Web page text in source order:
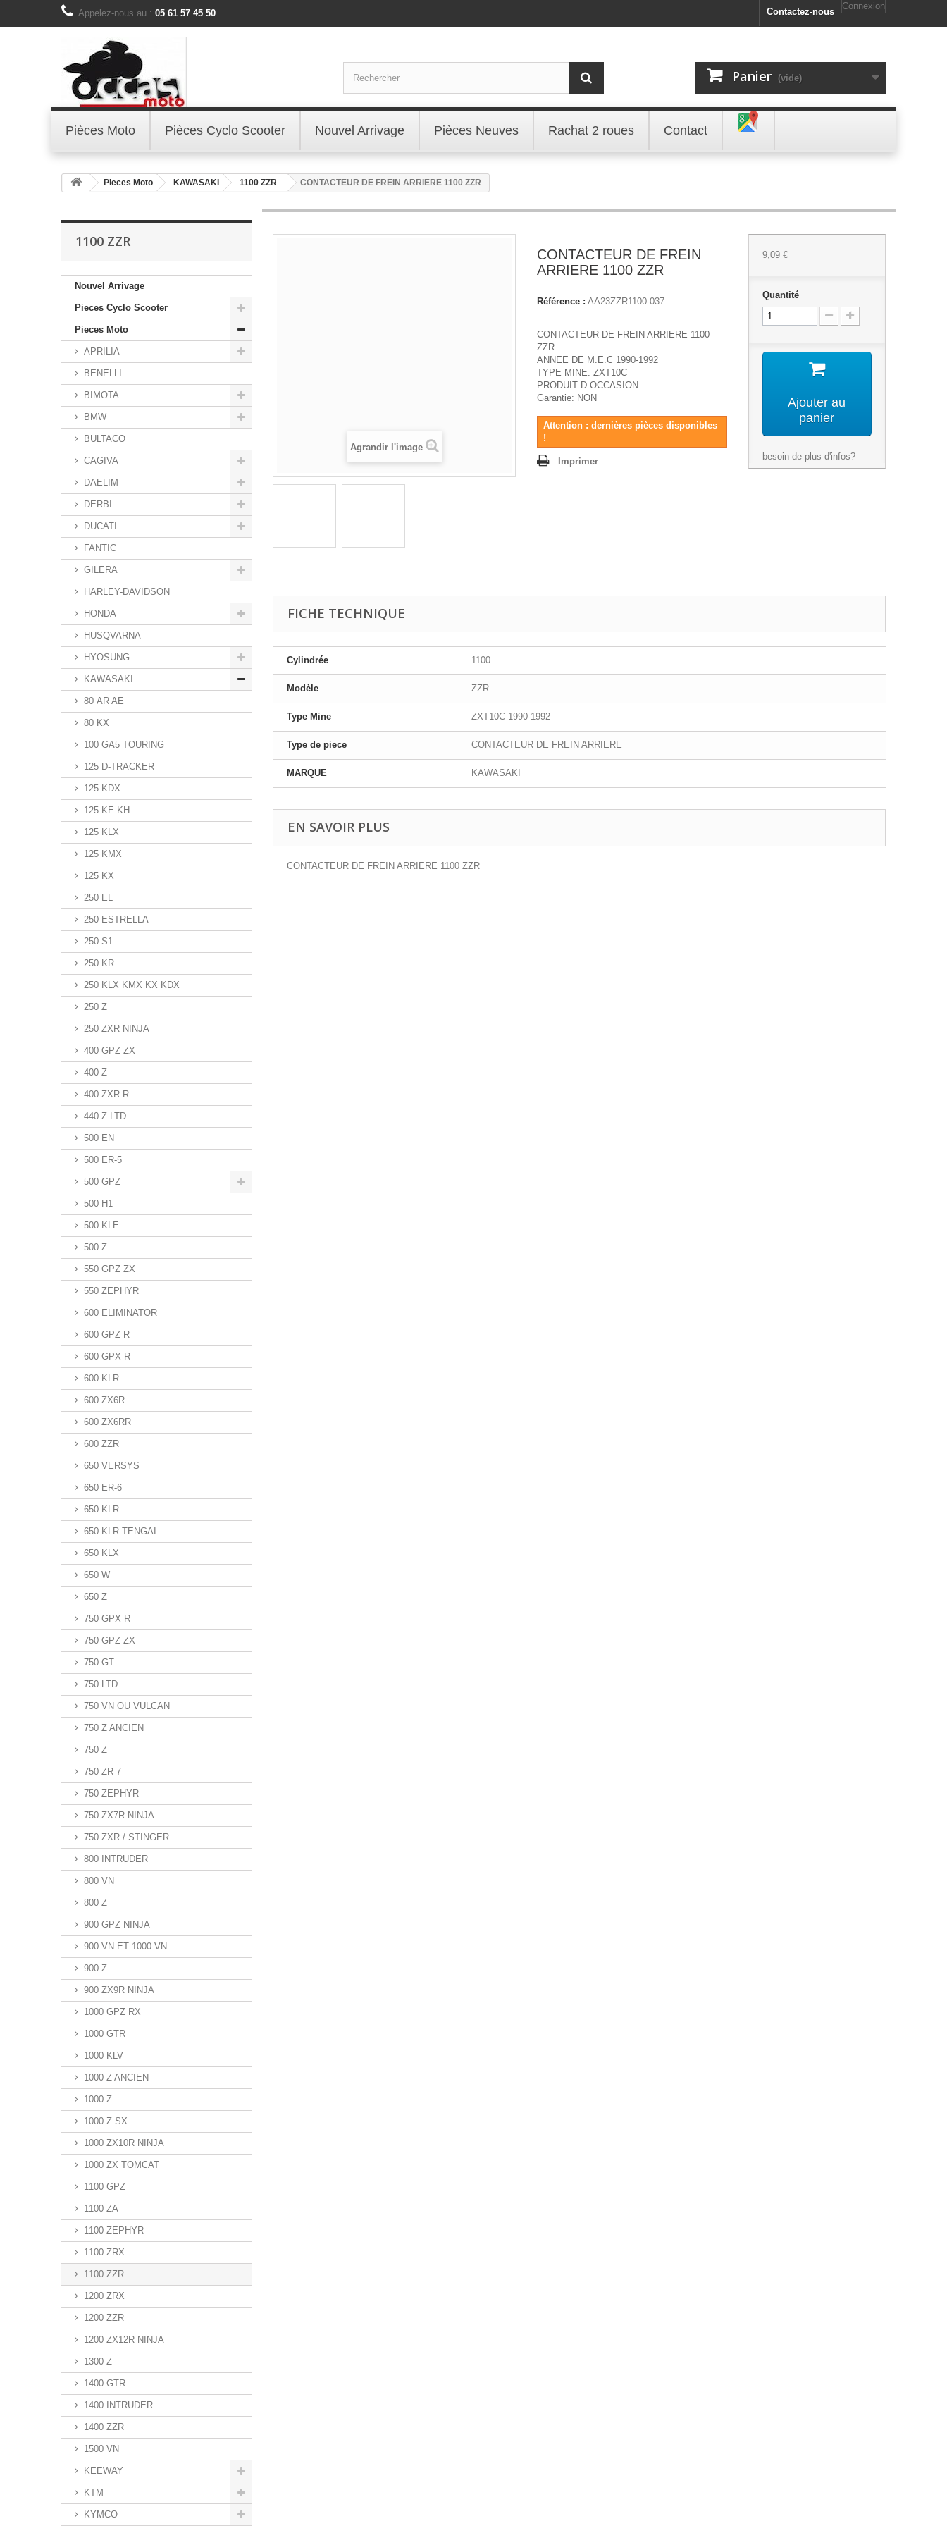
Connexion
Contactez-nous
Appelez-nous au : 05 61 57 45 50
Panier (vide)
Pièces Moto Pièces Cyclo Scooter Nouvel Arrivage Pièces Neuves Rachat 2 roues Contact
Pieces Moto KAWASAKI 1100 ZZR CONTACTEUR DE FREIN ARRIERE 1100 ZZR
1100 ZZR
Nouvel Arrivage
Pieces Cyclo Scooter
Pieces Moto
APRILIA
BENELLI
BIMOTA
BMW
BULTACO
CAGIVA
DAELIM
DERBI
DUCATI
FANTIC
GILERA
HARLEY-DAVIDSON
HONDA
HUSQVARNA
HYOSUNG
KAWASAKI
80 AR AE
80 KX
100 GA5 TOURING
125 D-TRACKER
125 KDX
125 KE KH
125 KLX
125 KMX
125 KX
250 EL
250 ESTRELLA
250 S1
250 KR
250 KLX KMX KX KDX
250 Z
250 ZXR NINJA
400 GPZ ZX
400 Z
400 ZXR R
440 Z LTD
500 EN
500 ER-5
500 GPZ
500 H1
500 KLE
500 Z
550 GPZ ZX
550 ZEPHYR
600 ELIMINATOR
600 GPZ R
600 GPX R
600 KLR
600 ZX6R
600 ZX6RR
600 ZZR
650 VERSYS
650 ER-6
650 KLR
650 KLR TENGAI
650 KLX
650 W
650 Z
750 GPX R
750 GPZ ZX
750 GT
750 LTD
750 VN OU VULCAN
750 Z ANCIEN
750 Z
750 ZR 7
750 ZEPHYR
750 ZX7R NINJA
750 ZXR / STINGER
800 INTRUDER
800 VN
800 Z
900 GPZ NINJA
900 VN ET 1000 VN
900 Z
900 ZX9R NINJA
1000 GPZ RX
1000 GTR
1000 KLV
1000 Z ANCIEN
1000 Z
1000 Z SX
1000 ZX10R NINJA
1000 ZX TOMCAT
1100 GPZ
1100 ZA
1100 ZEPHYR
1100 ZRX
1100 ZZR
1200 ZRX
1200 ZZR
1200 ZX12R NINJA
1300 Z
1400 GTR
1400 INTRUDER
1400 ZZR
1500 VN
KEEWAY
KTM
KYMCO
Agrandir l'image
CONTACTEUR DE FREIN
ARRIERE 1100 ZZR
Référence : AA23ZZR1100-037
CONTACTEUR DE FREIN ARRIERE 1100
ZZR
ANNEE DE M.E.C 1990-1992
TYPE MINE: ZXT10C
PRODUIT D OCCASION
Garantie: NON
Attention : dernières pièces disponibles
!
Imprimer
9,09 €
Quantité
Ajouter au
panier
besoin de plus d'infos?
FICHE TECHNIQUE
Cylindrée 1100
Modèle ZZR
Type Mine ZXT10C 1990-1992
Type de piece CONTACTEUR DE FREIN ARRIERE
MARQUE KAWASAKI
EN SAVOIR PLUS
CONTACTEUR DE FREIN ARRIERE 1100 ZZR